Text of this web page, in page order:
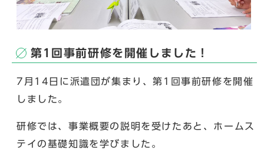
第1回事前研修を開催しました！
7月14日に派遣団が集まり、第1回事前研修を開催
しました。
研修では、事業概要の説明を受けたあと、ホームス
テイの基礎知識を学びました。